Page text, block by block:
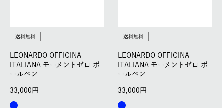
送料無料
LEONARDO OFFICINA
ITALIANA モーメントゼロ ボ
ールペン
33,000
送料無料
LEONARDO OFFICINA
ITALIANA モーメントゼロ ボ
ールペン
33,000